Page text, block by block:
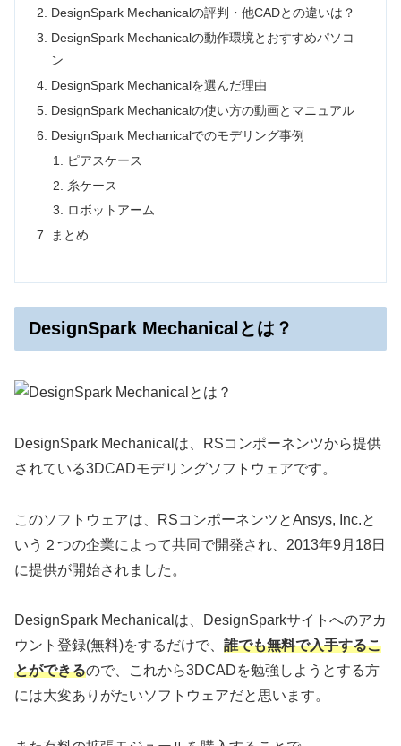
DesignSpark Mechanicalの評判・他CADとの違いは？
DesignSpark Mechanicalの動作環境とおすすめパソコ
ン
DesignSpark Mechanicalを選んだ理由
DesignSpark Mechanicalの使い方の動画とマニュアル
DesignSpark Mechanicalでのモデリング事例
ピアスケース
糸ケース
ロボットアーム
まとめ
DesignSpark Mechanicalとは？
DesignSpark Mechanicalは、RSコンポーネンツから提供
されている3DCADモデリングソフトウェアです。
このソフトウェアは、RSコンポーネンツとAnsys, Inc.と
いう２つの企業によって共同で開発され、2013年9月18日
に提供が開始されました。
DesignSpark Mechanicalは、DesignSparkサイトへのアカ
ウント登録(無料)をするだけで、 誰でも無料で入手するこ
とができるので、これから3DCADを勉強しようとする方
には大変ありがたいソフトウェアだと思います。